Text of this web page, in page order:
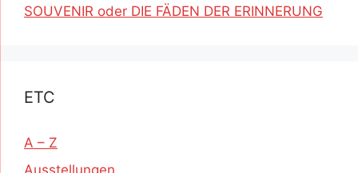
SOUVENIR oder DIE FÄDEN DER ERINNERUNG
ETC
A – Z
Ausstellungen